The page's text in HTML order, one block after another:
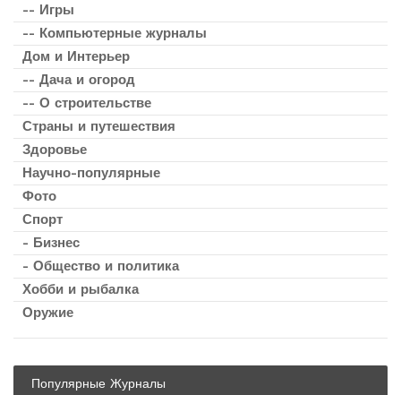
-- Игры
-- Компьютерные журналы
Дом и Интерьер
-- Дача и огород
-- О строительстве
Страны и путешествия
Здоровье
Научно-популярные
Фото
Спорт
- Бизнес
- Общество и политика
Хобби и рыбалка
Оружие
Популярные Журналы